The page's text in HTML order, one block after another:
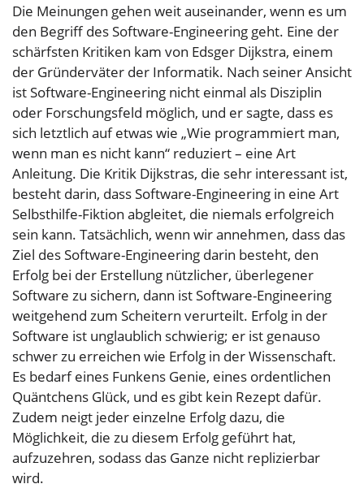
Die Meinungen gehen weit auseinander, wenn es um
den Begriff des Software-Engineering geht. Eine der
schärfsten Kritiken kam von Edsger Dijkstra, einem
der Gründerväter der Informatik. Nach seiner Ansicht
ist Software-Engineering nicht einmal als Disziplin
oder Forschungsfeld möglich, und er sagte, dass es
sich letztlich auf etwas wie „Wie programmiert man,
wenn man es nicht kann“ reduziert – eine Art
Anleitung. Die Kritik Dijkstras, die sehr interessant ist,
besteht darin, dass Software-Engineering in eine Art
Selbsthilfe-Fiktion abgleitet, die niemals erfolgreich
sein kann. Tatsächlich, wenn wir annehmen, dass das
Ziel des Software-Engineering darin besteht, den
Erfolg bei der Erstellung nützlicher, überlegener
Software zu sichern, dann ist Software-Engineering
weitgehend zum Scheitern verurteilt. Erfolg in der
Software ist unglaublich schwierig; er ist genauso
schwer zu erreichen wie Erfolg in der Wissenschaft.
Es bedarf eines Funkens Genie, eines ordentlichen
Quäntchens Glück, und es gibt kein Rezept dafür.
Zudem neigt jeder einzelne Erfolg dazu, die
Möglichkeit, die zu diesem Erfolg geführt hat,
aufzuzehren, sodass das Ganze nicht replizierbar
wird.